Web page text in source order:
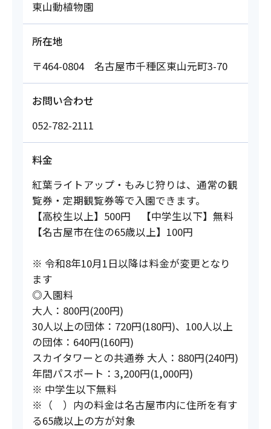
東山動植物園
所在地
〒464-0804 名古屋市千種区東山元町3-70
お問い合わせ
052-782-2111
料金
紅葉ライトアップ・もみじ狩りは、通常の観
覧券・定期観覧券等で入園できます。
【高校生以上】500円 【中学生以下】無料
【名古屋市在住の65歳以上】100円
※ 令和8年10月1日以降は料金が変更となり
ます
◎入園料
大人：800円(200円)
30人以上の団体：720円(180円)、100人以上
の団体：640円(160円)
スカイタワーとの共通券 大人：880円(240円)
年間パスポート：3,200円(1,000円)
※ 中学生以下無料
※（ ）内の料金は名古屋市内に住所を有す
る65歳以上の方が対象